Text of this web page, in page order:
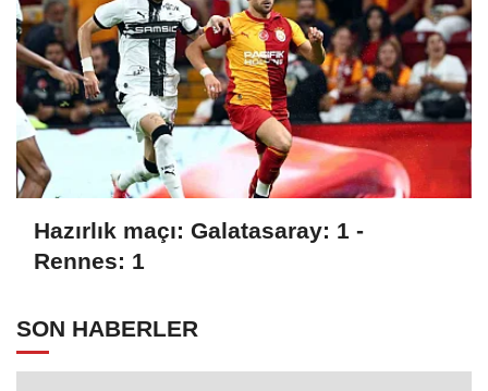
Hazırlık maçı: Galatasaray: 1 -
Rennes: 1
SON HABERLER